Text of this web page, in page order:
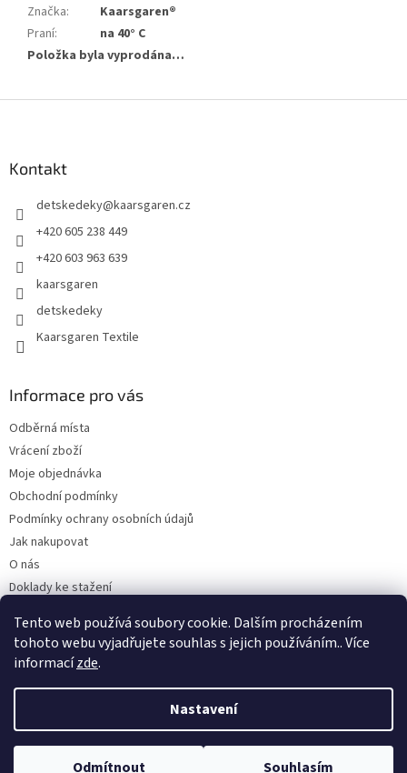
Tento web používá soubory cookie. Dalším procházením
tohoto webu vyjadřujete souhlas s jejich používáním.. Více
informacízde.
Nastavení
Odmítnout Souhlasím
Značka:
Kaarsgaren®
Praní:
na 40° C
Položka byla vyprodána…
Kontakt
detskedeky@kaarsgaren.cz
+420 605 238 449
+420 603 963 639
kaarsgaren
detskedeky
Kaarsgaren Textile
Informace pro vás
Odběrná místa
Vrácení zboží
Moje objednávka
Obchodní podmínky
Podmínky ochrany osobních údajů
Jak nakupovat
O nás
Doklady ke stažení
Velkoobchod
Vytvořil Shoptet
Copyright 2026Kaarsgaren.cz . Všechna práva vyhrazena.